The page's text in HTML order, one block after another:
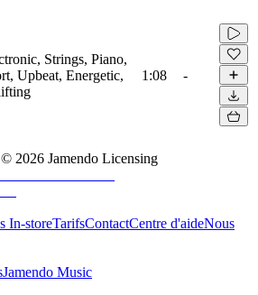
Strings, Piano,
Upbeat, Energetic,
1:08 -
© 2026 Jamendo Licensing
In-storeTarifsContactCentre d'aideNous
Jamendo Music